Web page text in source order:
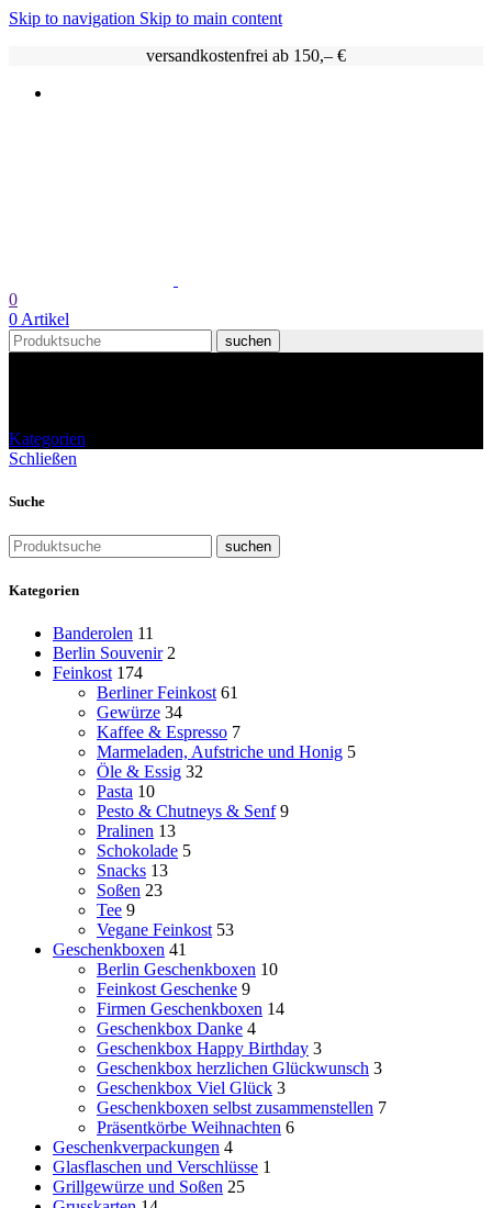
Skip to navigation Skip to main content
versandkostenfrei ab 150,– €
0
0 Artikel
suchen
Kategorien
Schließen
Suche
suchen
Kategorien
Banderolen 11
Berlin Souvenir 2
Feinkost 174
Berliner Feinkost 61
Gewürze 34
Kaffee & Espresso 7
Marmeladen, Aufstriche und Honig 5
Öle & Essig 32
Pasta 10
Pesto & Chutneys & Senf 9
Pralinen 13
Schokolade 5
Snacks 13
Soßen 23
Tee 9
Vegane Feinkost 53
Geschenkboxen 41
Berlin Geschenkboxen 10
Feinkost Geschenke 9
Firmen Geschenkboxen 14
Geschenkbox Danke 4
Geschenkbox Happy Birthday 3
Geschenkbox herzlichen Glückwunsch 3
Geschenkbox Viel Glück 3
Geschenkboxen selbst zusammenstellen 7
Präsentkörbe Weihnachten 6
Geschenkverpackungen 4
Glasflaschen und Verschlüsse 1
Grillgewürze und Soßen 25